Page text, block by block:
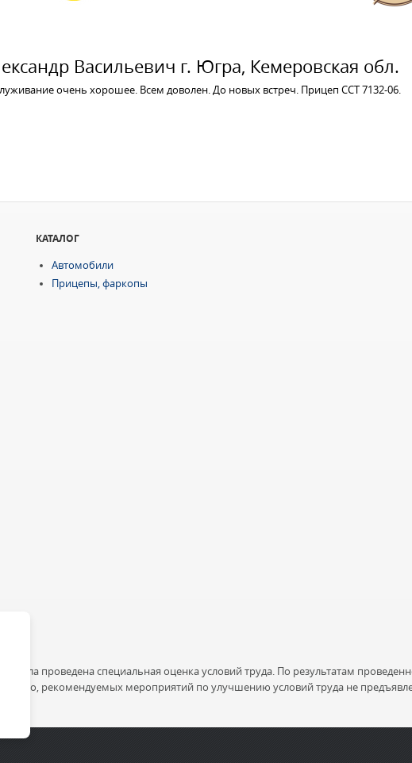
Васильевич г. Югра, Кемеровская обл.
очень хорошее. Всем доволен. До новых встреч. Прицеп ССТ 7132-06.
КАТАЛОГ
Автомобили
Прицепы, фаркопы
была проведена специальная оценка условий труда. По результатам
рекомендуемых мероприятий по улучшению условий труда не